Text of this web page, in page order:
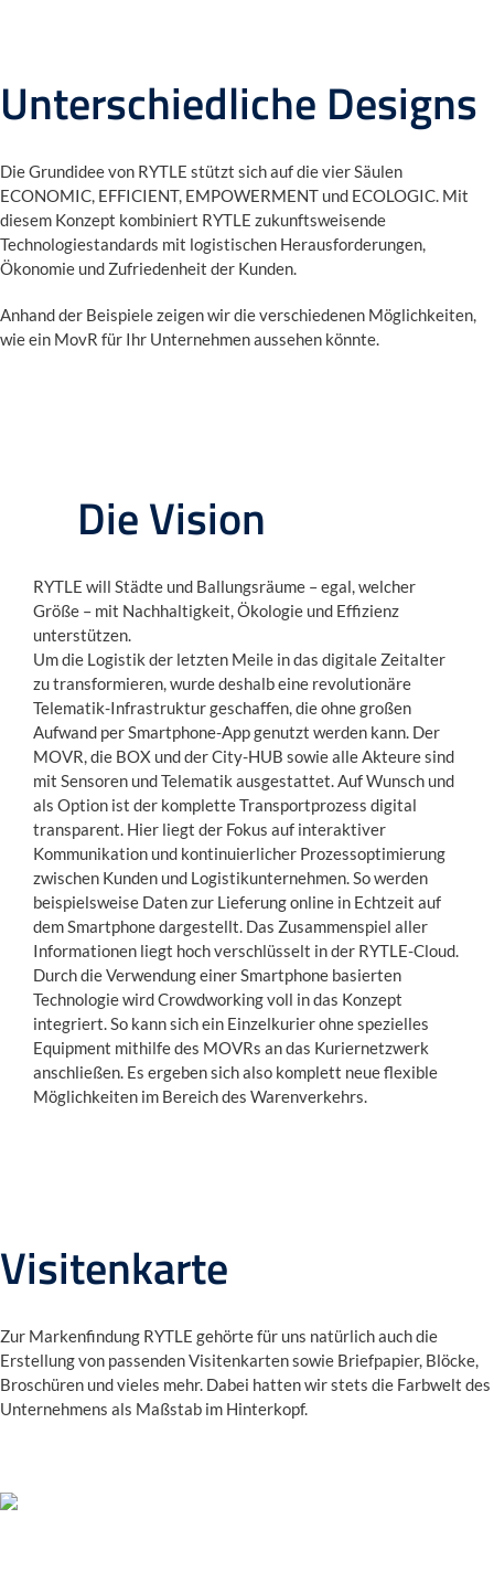
Unterschiedliche Designs
Die Grundidee von RYTLE stützt sich auf die vier Säulen
ECONOMIC, EFFICIENT, EMPOWERMENT und ECOLOGIC. Mit
diesem Konzept kombiniert RYTLE zukunftsweisende
Technologiestandards mit logistischen Herausforderungen,
Ökonomie und Zufriedenheit der Kunden.
Anhand der Beispiele zeigen wir die verschiedenen Möglichkeiten,
wie ein MovR für Ihr Unternehmen aussehen könnte.
Die Vision
RYTLE will Städte und Ballungsräume – egal, welcher
Größe – mit Nachhaltigkeit, Ökologie und Effizienz
unterstützen.
Um die Logistik der letzten Meile in das digitale Zeitalter
zu transformieren, wurde deshalb eine revolutionäre
Telematik-Infrastruktur geschaffen, die ohne großen
Aufwand per Smartphone-App genutzt werden kann. Der
MOVR, die BOX und der City-HUB sowie alle Akteure sind
mit Sensoren und Telematik ausgestattet. Auf Wunsch und
als Option ist der komplette Transportprozess digital
transparent. Hier liegt der Fokus auf interaktiver
Kommunikation und kontinuierlicher Prozessoptimierung
zwischen Kunden und Logistikunternehmen. So werden
beispielsweise Daten zur Lieferung online in Echtzeit auf
dem Smartphone dargestellt. Das Zusammenspiel aller
Informationen liegt hoch verschlüsselt in der RYTLE-Cloud.
Durch die Verwendung einer Smartphone basierten
Technologie wird Crowdworking voll in das Konzept
integriert. So kann sich ein Einzelkurier ohne spezielles
Equipment mithilfe des MOVRs an das Kuriernetzwerk
anschließen. Es ergeben sich also komplett neue flexible
Möglichkeiten im Bereich des Warenverkehrs.
Visitenkarte
Zur Markenfindung RYTLE gehörte für uns natürlich auch die
Erstellung von passenden Visitenkarten sowie Briefpapier, Blöcke,
Broschüren und vieles mehr. Dabei hatten wir stets die Farbwelt des
Unternehmens als Maßstab im Hinterkopf.